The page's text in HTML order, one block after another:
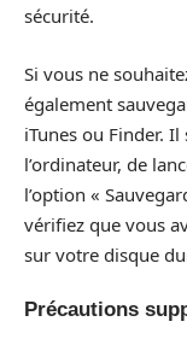
sécurité.
Si vous ne
également
iTunes ou Finder.
l’ordinateur, de
l’option «
vérifiez que vous
sur votre disque
Précautions